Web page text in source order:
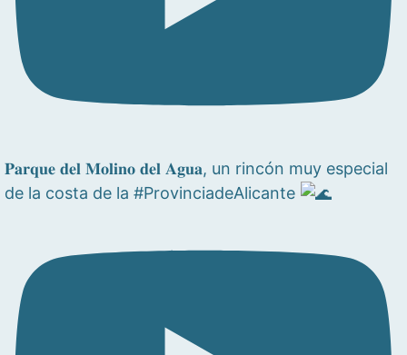
𝐏𝐚𝐫𝐪𝐮𝐞 𝐝𝐞𝐥 𝐌𝐨𝐥𝐢𝐧𝐨 𝐝𝐞𝐥 𝐀𝐠𝐮𝐚, un rincón muy especial
de la costa de la #ProvinciadeAlicante